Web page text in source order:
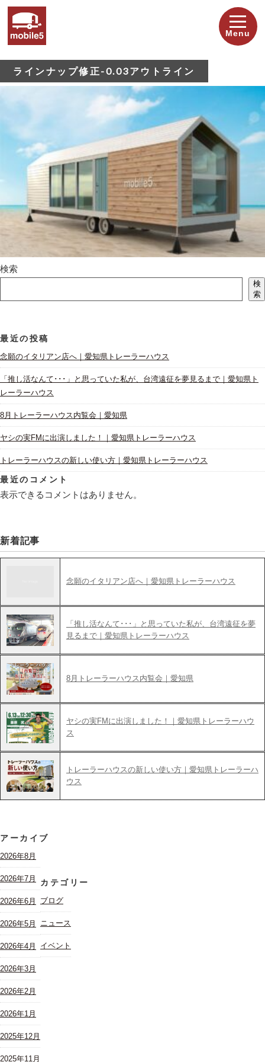
Menu
ラインナップ修正-0.03アウトライン
検索
検
索
最近の投稿
念願のイタリアン店へ｜愛知県トレーラーハウス
「推し活なんて･･･」と思っていた私が、台湾遠征を夢見るまで｜愛知県ト
レーラーハウス
8月トレーラーハウス内覧会｜愛知県
ヤシの実FMに出演しました！｜愛知県トレーラーハウス
トレーラーハウスの新しい使い方｜愛知県トレーラーハウス
最近のコメント
表示できるコメントはありません。
新着記事
念願のイタリアン店へ｜愛知県トレーラーハウス
「推し活なんて･･･」と思っていた私が、台湾遠征を夢
見るまで｜愛知県トレーラーハウス
8月トレーラーハウス内覧会｜愛知県
ヤシの実FMに出演しました！｜愛知県トレーラーハウ
ス
トレーラーハウスの新しい使い方｜愛知県トレーラーハ
ウス
アーカイブ
2026年8月
2026年7月
2026年6月
2026年5月
2026年4月
2026年3月
2026年2月
2026年1月
2025年12月
2025年11月
カテゴリー
ブログ
ニュース
イベント